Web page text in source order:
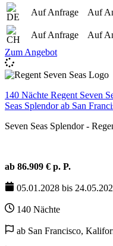
Auf Anfrage
Auf
Auf Anfrage Auf
Zum Angebot
140 Nächte Regent Seven
Seas Splendor ab San
Seven Seas Splendor -
ab 86.909 € p. P.
05.01.2028 bis
140 Nächte
ab San Francisco,